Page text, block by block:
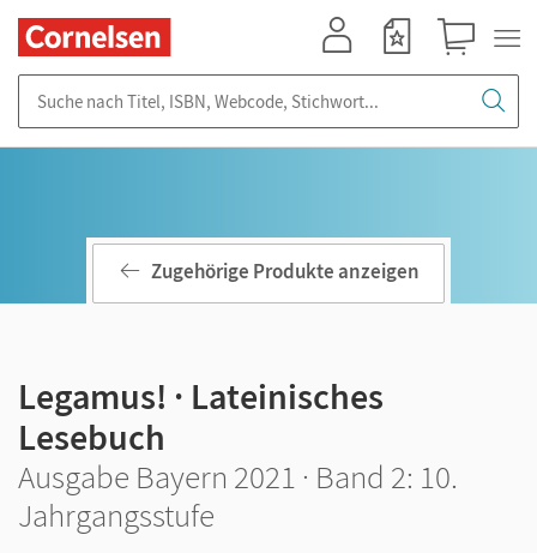
Zugehörige Produkte anzeigen
Legamus! · Lateinisches
Lesebuch
Ausgabe Bayern 2021 · Band 2: 10.
Jahrgangsstufe